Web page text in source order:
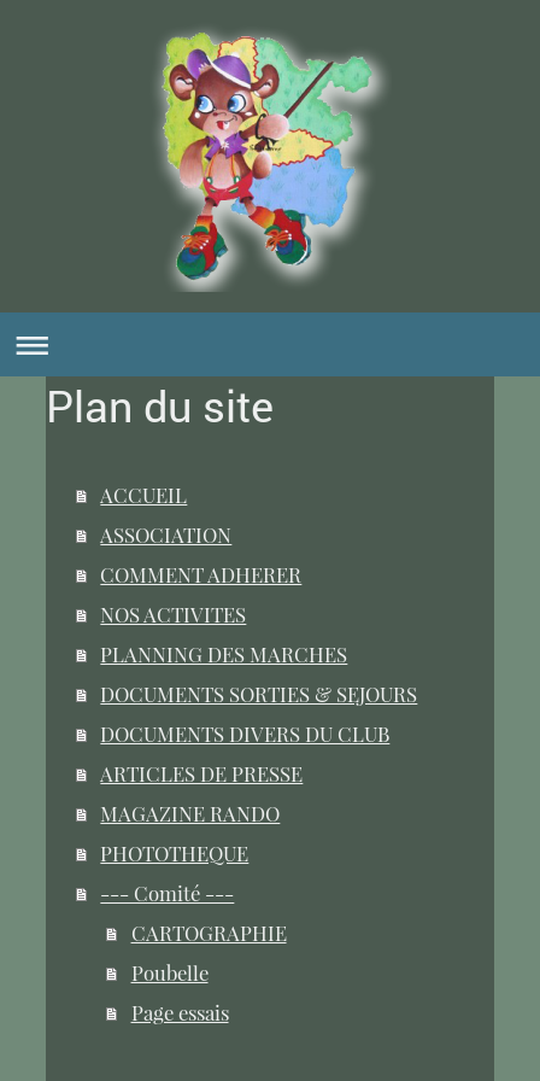
Plan du site
ACCUEIL
ASSOCIATION
COMMENT ADHERER
NOS ACTIVITES
PLANNING DES MARCHES
DOCUMENTS SORTIES & SEJOURS
DOCUMENTS DIVERS DU CLUB
ARTICLES DE PRESSE
MAGAZINE RANDO
PHOTOTHEQUE
--- Comité ---
CARTOGRAPHIE
Poubelle
Page essais